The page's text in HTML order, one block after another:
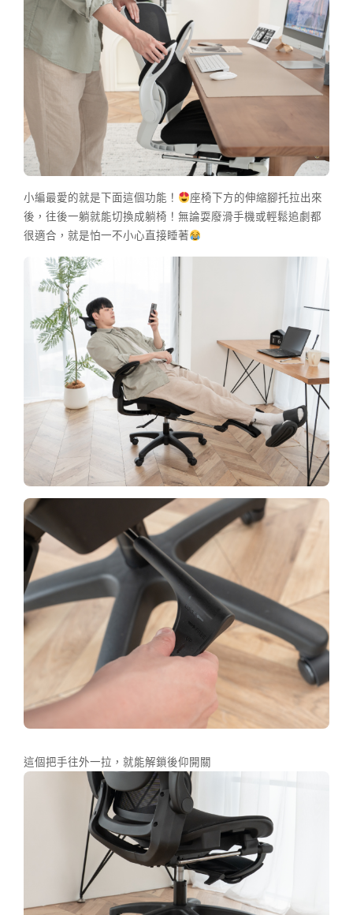
小編最愛的就是下面這個功能！
座椅下方的伸縮腳托拉出來
後，往後一躺就能切換成躺椅！無論耍廢滑手機或輕鬆追劇都
很適合，就是怕一不小心直接睡著
這個把手往外一拉，就能解鎖後仰開關